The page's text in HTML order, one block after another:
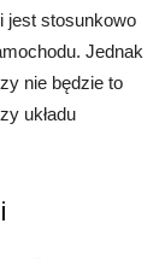
jest stosunkowo
Jednak
nie będzie to
układu